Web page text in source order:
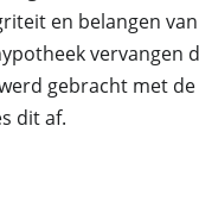
en belangen
vervangen
gebracht met
dit af.